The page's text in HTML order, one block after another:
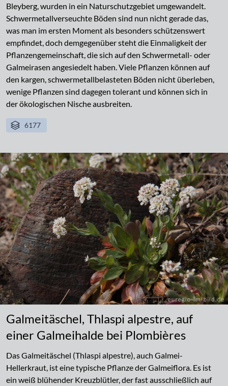
Bleyberg, wurden in ein Naturschutzgebiet umgewandelt.
Schwermetallverseuchte Böden sind nun nicht gerade das,
was man im ersten Moment als besonders schützenswert
empfindet, doch demgegenüber steht die Einmaligkeit der
Pflanzengemeinschaft, die sich auf den Schwermetall- oder
Galmeirasen angesiedelt haben. Viele Pflanzen können auf
den kargen, schwermetallbelasteten Böden nicht überleben,
wenige Pflanzen sind dagegen tolerant und können sich in
der ökologischen Nische ausbreiten.
6177
Galmeitäschel, Thlaspi alpestre, auf
einer Galmeihalde bei Plombières
Das Galmeitäschel (Thlaspi alpestre), auch Galmei-
Hellerkraut, ist eine typische Pflanze der Galmeiflora. Es ist
ein weiß blühender Kreuzblütler, der fast ausschließlich auf